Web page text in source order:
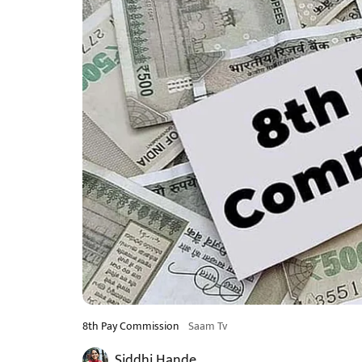
8th Pay Commission Saam Tv